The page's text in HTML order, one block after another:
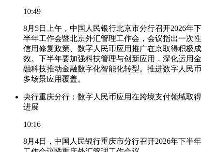
10:49
8月5日上午，中国人民银行北京市分行召开2026年下
半年工作会暨北京外汇管理工作会，会议指出一次性
信用修复政策、数字人民币应用推广在京取得积极成
效。下半年要加强科技管理与创新应用，深化运用金
融科技推动金融数字化智能化转型。推进数字人民币
多场景应用覆盖。
央行重庆分行：数字人民币应用在跨境支付领域取得
进展
10:16
8月4日，中国人民银行重庆市分行召开2026年下半年